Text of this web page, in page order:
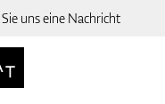
uns eine Nachricht